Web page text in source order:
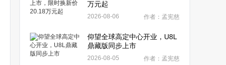
万元起
2026-08-06 作者：孟宪慈
仰望全球高定中心开业，U8L
鼎藏版同步上市
2026-08-05 作者：孟宪慈